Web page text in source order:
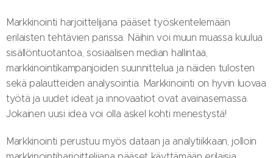
Markkinointi harjoittelijana pääset työskentelemään
erilaisten tehtävien parissa. Näihin voi muun muassa kuulua
sisällöntuotantoa, sosiaalisen median hallintaa,
markkinointikampanjoiden suunnittelua ja näiden tulosten
sekä palautteiden analysointia. Markkinointi on hyvin luovaa
työtä ja uudet ideat ja innovaatiot ovat avainasemassa.
Jokainen uusi idea voi olla askel kohti menestystä!
Markkinointi perustuu myös dataan ja analytiikkaan, jolloin